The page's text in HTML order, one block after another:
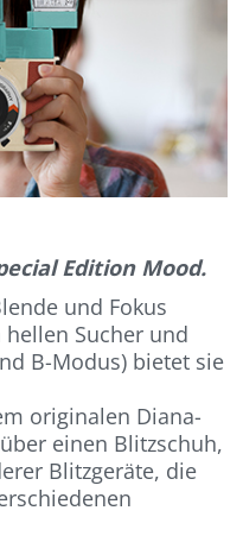
Edition Mood.
und Fokus
Sucher und
B-Modus) bietet sie
originalen Diana-
einen Blitzschuh,
Blitzgeräte, die